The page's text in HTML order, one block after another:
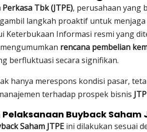
Tbk (JTPE), perusahaan yang
langkah proaktif untuk
Keterbukaan Informasi resmi yang
rencana pembelian
berfluktuasi secara signifikan.
hanya merespons kondisi pasar,
terhadap prospek bisnis
Buyback Saham
Saham JTPE ini dilakukan sesuai